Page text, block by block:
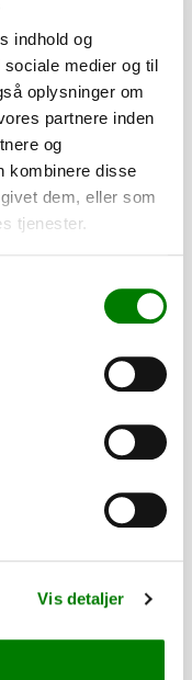
indhold og
medier og til
oplysninger om
partnere inden
og
kombinere disse
dem, eller som
tjenester.
Vis detaljer
PÅ LAGER